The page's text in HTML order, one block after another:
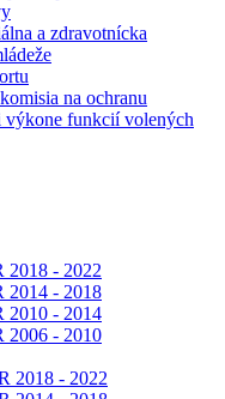
a zdravotnícka
na ochranu
výkone funkcií volených
2018 - 2022
2014 - 2018
2010 - 2014
2006 - 2010
2018 - 2022